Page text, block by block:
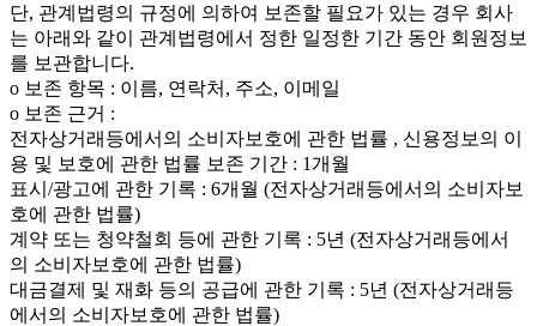
단, 관계법령의 규정에 의하여 보존할 필요가 있는 경우 회사
는 아래와 같이 관계법령에서 정한 일정한 기간 동안 회원정보
를 보관합니다.
ο 보존 항목 : 이름, 연락처, 주소, 이메일
ο 보존 근거 :
전자상거래등에서의 소비자보호에 관한 법률 , 신용정보의 이
용 및 보호에 관한 법률 보존 기간 : 1개월
표시/광고에 관한 기록 : 6개월 (전자상거래등에서의 소비자보
호에 관한 법률)
계약 또는 청약철회 등에 관한 기록 : 5년 (전자상거래등에서
의 소비자보호에 관한 법률)
대금결제 및 재화 등의 공급에 관한 기록 : 5년 (전자상거래등
에서의 소비자보호에 관한 법률)